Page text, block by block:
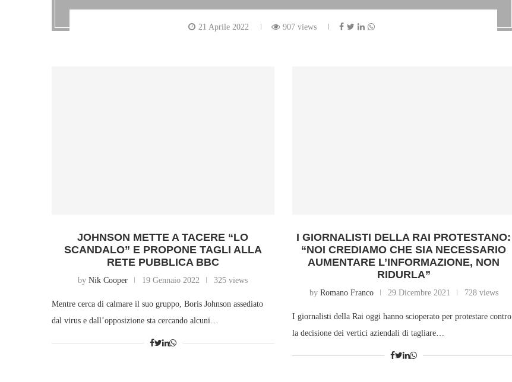
21 Aprile 2022 907 views
JOHNSON METTE A TACERE “LO
SCANDALO” E PROPONE TAGLI ALLA
RETE PUBBLICA BBC
byNik Cooper 19 Gennaio 2022 325 views
Mentre cerca di calmare il suo gruppo, Boris Johnson assediato
dal virus e dall’opposizione sta cercando alcuni…
I GIORNALISTI DELLA RAI PROTESTANO:
“NOI CREDIAMO CHE SIA NECESSARIO
AUMENTARE L’INFORMAZIONE, NON
RIDURLA”
by Romano Franco 29 Dicembre 2021 728 views
I giornalisti della Rai oggi hanno scioperato per protestare contro
la decisione dei vertici aziendali di tagliare…